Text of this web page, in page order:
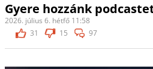
Gyere hozzánk
2026. július 6. hétfő 11:58
31
15 97